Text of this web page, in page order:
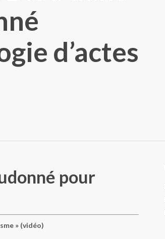
d’actes
pour